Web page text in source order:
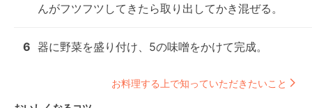
んがフツフツしてきたら取り出してかき混ぜる。
6 器に野菜を盛り付け、5の味噌をかけて完成。
お料理する上で知っていただきたいこと